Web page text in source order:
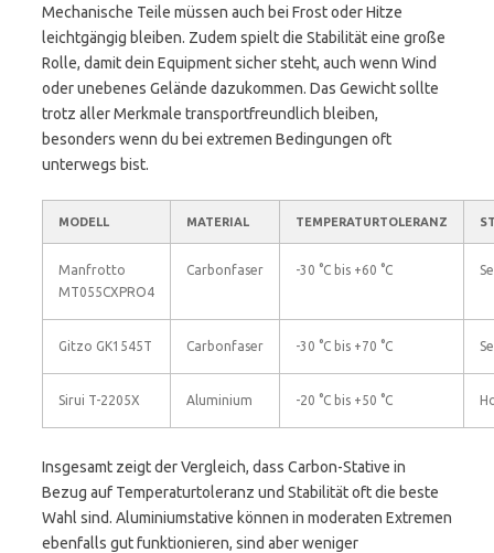
Mechanische Teile müssen auch bei Frost oder Hitze
leichtgängig bleiben. Zudem spielt die Stabilität eine große
Rolle, damit dein Equipment sicher steht, auch wenn Wind
oder unebenes Gelände dazukommen. Das Gewicht sollte
trotz aller Merkmale transportfreundlich bleiben,
besonders wenn du bei extremen Bedingungen oft
unterwegs bist.
MODELL MATERIAL TEMPERATURTOLERANZ
Manfrotto
MT055CXPRO4
Carbonfaser -30 °C bis +60 °C
Gitzo GK1545T Carbonfaser -30 °C bis +70 °C
Sirui T-2205X Aluminium -20 °C bis +50 °C
Insgesamt zeigt der Vergleich, dass Carbon-Stative in
Bezug auf Temperaturtoleranz und Stabilität oft die beste
Wahl sind. Aluminiumstative können in moderaten Extremen
ebenfalls gut funktionieren, sind aber weniger